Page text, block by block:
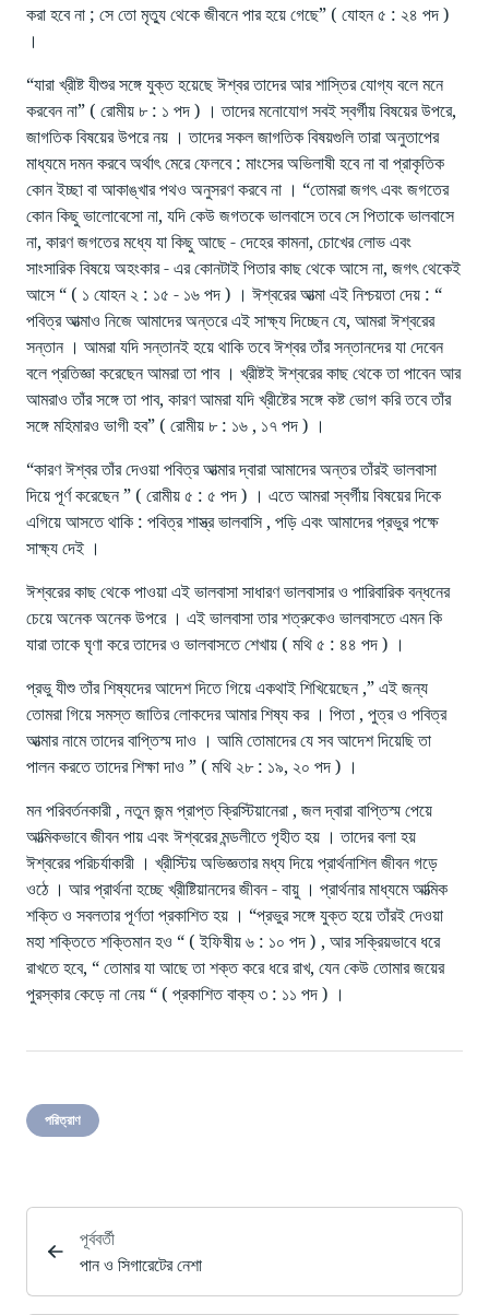
করা হবে না ; সে তো মৃত্যু থেকে জীবনে পার হয়ে গেছে” ( যোহন ৫ : ২৪ পদ )
।
“যারা খ্রীষ্ট যীশুর সঙ্গে যুক্ত হয়েছে ঈশ্বর তাদের আর শাস্তির যোগ্য বলে মনে
করবেন না” ( রোমীয় ৮ : ১ পদ ) । তাদের মনোযোগ সবই স্বর্গীয় বিষয়ের উপরে,
জাগতিক বিষয়ের উপরে নয় । তাদের সকল জাগতিক বিষয়গুলি তারা অনুতাপের
মাধ্যমে দমন করবে অর্থাৎ মেরে ফেলবে : মাংসের অভিলাষী হবে না বা প্রাকৃতিক
কোন ইচ্ছা বা আকাঙ্খার পথও অনুসরণ করবে না । “তোমরা জগৎ এবং জগতের
কোন কিছু ভালোবেসো না, যদি কেউ জগতকে ভালবাসে তবে সে পিতাকে ভালবাসে
না, কারণ জগতের মধ্যে যা কিছু আছে - দেহের কামনা, চোখের লোভ এবং
সাংসারিক বিষয়ে অহংকার - এর কোনটাই পিতার কাছ থেকে আসে না, জগৎ থেকেই
আসে “ ( ১ যোহন ২ : ১৫ - ১৬ পদ ) । ঈশ্বরের আত্মা এই নিশ্চয়তা দেয় : “
পবিত্র আত্মাও নিজে আমাদের অন্তরে এই সাক্ষ্য দিচ্ছেন যে, আমরা ঈশ্বরের
সন্তান । আমরা যদি সন্তানই হয়ে থাকি তবে ঈশ্বর তাঁর সন্তানদের যা দেবেন
বলে প্রতিজ্ঞা করেছেন আমরা তা পাব । খ্রীষ্টই ঈশ্বরের কাছ থেকে তা পাবেন আর
আমরাও তাঁর সঙ্গে তা পাব, কারণ আমরা যদি খ্রীষ্টের সঙ্গে কষ্ট ভোগ করি তবে তাঁর
সঙ্গে মহিমারও ভাগী হব” ( রোমীয় ৮ : ১৬ , ১৭ পদ ) ।
“কারণ ঈশ্বর তাঁর দেওয়া পবিত্র আত্মার দ্বারা আমাদের অন্তর তাঁরই ভালবাসা
দিয়ে পূর্ণ করেছেন ” ( রোমীয় ৫ : ৫ পদ ) । এতে আমরা স্বর্গীয় বিষয়ের দিকে
এগিয়ে আসতে থাকি : পবিত্র শাস্ত্র ভালবাসি , পড়ি এবং আমাদের প্রভুর পক্ষে
সাক্ষ্য দেই ।
ঈশ্বরের কাছ থেকে পাওয়া এই ভালবাসা সাধারণ ভালবাসার ও পারিবারিক বন্ধনের
চেয়ে অনেক অনেক উপরে । এই ভালবাসা তার শত্রুকেও ভালবাসতে এমন কি
যারা তাকে ঘৃণা করে তাদের ও ভালবাসতে শেখায় ( মথি ৫ : ৪৪ পদ ) ।
প্রভু যীশু তাঁর শিষ্যদের আদেশ দিতে গিয়ে একথাই শিখিয়েছেন ,” এই জন্য
তোমরা গিয়ে সমস্ত জাতির লোকদের আমার শিষ্য কর । পিতা , পুত্র ও পবিত্র
আত্মার নামে তাদের বাপ্তিস্ম দাও । আমি তোমাদের যে সব আদেশ দিয়েছি তা
পালন করতে তাদের শিক্ষা দাও ” ( মথি ২৮ : ১৯, ২০ পদ ) ।
মন পরিবর্তনকারী , নতুন জন্ম প্রাপ্ত ক্রিস্টিয়ানেরা , জল দ্বারা বাপ্তিস্ম পেয়ে
আত্মিকভাবে জীবন পায় এবং ঈশ্বরের মন্ডলীতে গৃহীত হয় । তাদের বলা হয়
ঈশ্বরের পরিচর্যাকারী । খ্রীস্টিয় অভিজ্ঞতার মধ্য দিয়ে প্রার্থনাশিল জীবন গড়ে
ওঠে । আর প্রার্থনা হচ্ছে খ্রীষ্টিয়ানদের জীবন - বায়ু । প্রার্থনার মাধ্যমে আত্মিক
শক্তি ও সবলতার পূর্ণতা প্রকাশিত হয় । “প্রভুর সঙ্গে যুক্ত হয়ে তাঁরই দেওয়া
মহা শক্তিতে শক্তিমান হও “ ( ইফিষীয় ৬ : ১০ পদ ) , আর সক্রিয়ভাবে ধরে
রাখতে হবে, “ তোমার যা আছে তা শক্ত করে ধরে রাখ, যেন কেউ তোমার জয়ের
পুরস্কার কেড়ে না নেয় “ ( প্রকাশিত বাক্য ৩ : ১১ পদ ) ।
পরিত্রাণ
পূর্ববর্তী
পান ও সিগারেটের নেশা